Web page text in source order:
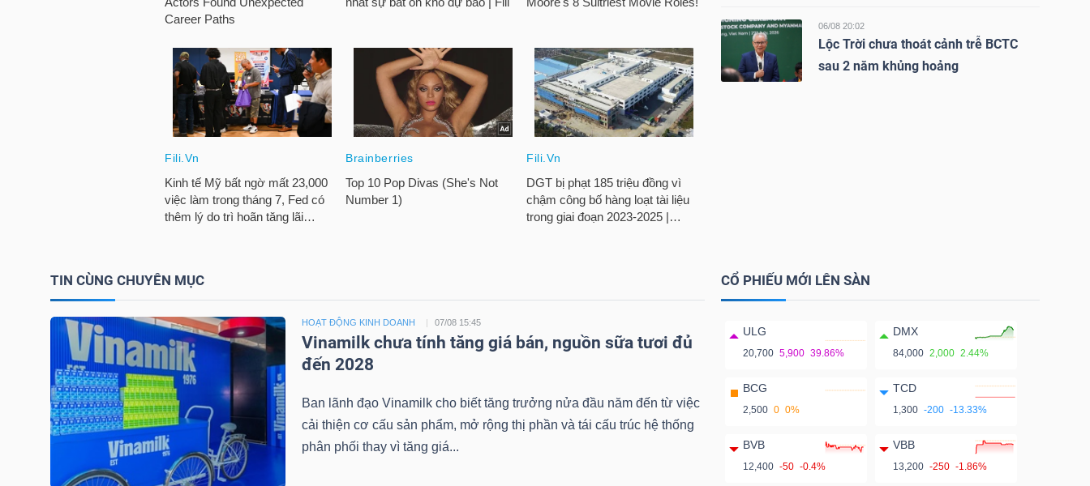
06/08 20:02
Lộc Trời chưa thoát cảnh trễ BCTC
sau 2 năm khủng hoảng
TIN CÙNG CHUYÊN MỤC
HOẠT ĐỘNG KINH DOANH 07/08 15:45
Vinamilk chưa tính tăng giá bán, nguồn sữa tươi đủ
đến 2028
Ban lãnh đạo Vinamilk cho biết tăng trưởng nửa đầu năm đến từ việc
cải thiện cơ cấu sản phẩm, mở rộng thị phần và tái cấu trúc hệ thống
phân phối thay vì tăng giá...
CỔ PHIẾU MỚI LÊN SÀN
ULG
20,700 5,900 39.86%
DMX
84,000 2,000 2.44%
BCG
2,500 0 0%
TCD
1,300 -200 -13.33%
BVB
12,400 -50 -0.4%
VBB
13,200 -250 -1.86%
ĐÔNG
DƯƠNG